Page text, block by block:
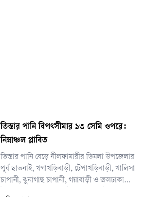
তিস্তার পানি বিপৎসীমার ১৩ সেমি ওপরে:
নিম্নাঞ্চল প্লাবিত
তিস্তার পানি বেড়ে নীলফামারীর ডিমলা উপজেলার
পূর্ব ছাতনাই, খগাখড়িবাড়ী, টেপাখড়িবাড়ী, খালিসা
চাপানী, ঝুনাগাছ চাপানী, গয়াবাড়ী ও জলঢাকা